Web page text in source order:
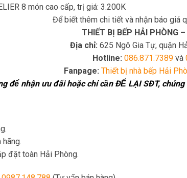
8 món cao cấp, trị giá: 3.200K
Để biết thêm chi tiết và nhận báo giá
THIẾT BỊ BẾP HẢI PHÒNG
Địa chỉ: 625 Ngô Gia Tự, quận
Hotline: 086.871.7389 và
Fanpage: Thiết bị nhà bếp Hải
để nhận ưu đãi hoặc chỉ cần ĐỂ LẠI SĐT,
hãng.
đặt toàn Hải Phòng.